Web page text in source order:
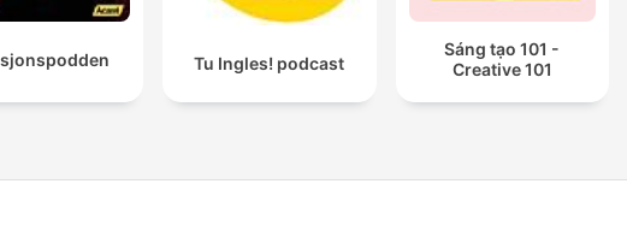
Tu Ingles! podcast
Sáng tạo 101 -
Creative 101